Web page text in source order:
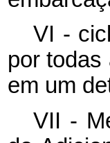
VI -
por
em um
VII -